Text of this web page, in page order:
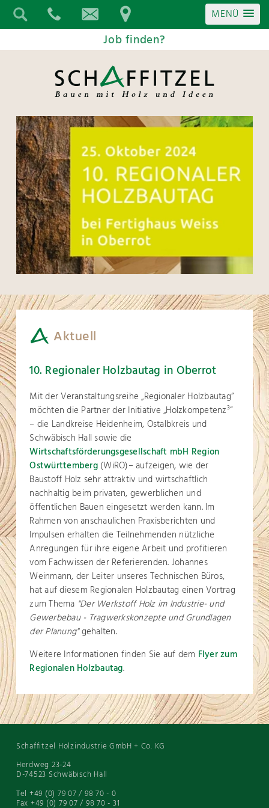
MENÜ
Job finden?
Aktuell
10. Regionaler Holzbautag in Oberrot
Mit der Veranstaltungsreihe „Regionaler Holzbautag“
möchten die Partner der Initiative „Holzkompetenz³“
– die Landkreise Heidenheim, Ostalbkreis und
Schwäbisch Hall sowie die
Wirtschaftsförderungsgesellschaft mbH Region
Ostwürttemberg(WiRO)– aufzeigen, wie der
Baustoff Holz sehr attraktiv und wirtschaftlich
nachhaltig beim privaten, gewerblichen und
öffentlichen Bauen eingesetzt werden kann. Im
Rahmen von anschaulichen Praxisberichten und
Impulsen erhalten die Teilnehmenden nützliche
Anregungen für ihre eigene Arbeit und profitieren
vom Fachwissen der Referierenden. Johannes
Weinmann, der Leiter unseres Technischen Büros,
hat auf diesem Regionalen Holzbautag einen Vortrag
zum Thema "Der Werkstoff Holz im Industrie- und
Gewerbebau - Tragwerkskonzepte und Grundlagen
der Planung"gehalten.
Weitere Informationen finden Sie auf dem Flyer zum
Regionalen Holzbautag.
Schaffitzel Holzindustrie GmbH + Co. KG
Herdweg 23-24
D-74523 Schwäbisch Hall
Tel +49 (0) 79 07 / 98 70 - 0
Fax +49 (0) 79 07 / 98 70 - 31